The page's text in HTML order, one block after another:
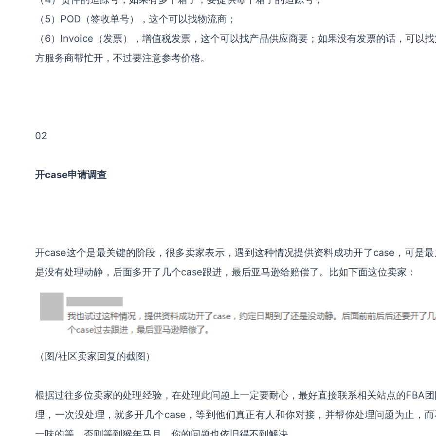
（5）POD（签收单号），这个可以找物流商；
（6）Invoice（发票），增值税发票，这个可以找产品供应商要；如果没有发票的话，可以
方服务商帮忙开，不过要注意参考价格。
02
开case申请调查
开case这个是最关键的阶段，很多卖家表示，遇到这种情况提供资料成功开了case，可是
是没有处理动静，后面多开了几个case跟进，最后亚马逊给赔偿了。比如下面这位卖家：
（图/社区卖家回复的截图）
根据过往多位卖家的处理经验，在处理此问题上一定要耐心，最好直接联系相关站点的FBA
理，一次没处理，就多开几个case，等到他们真正有人和你对接，并帮你处理问题为止，